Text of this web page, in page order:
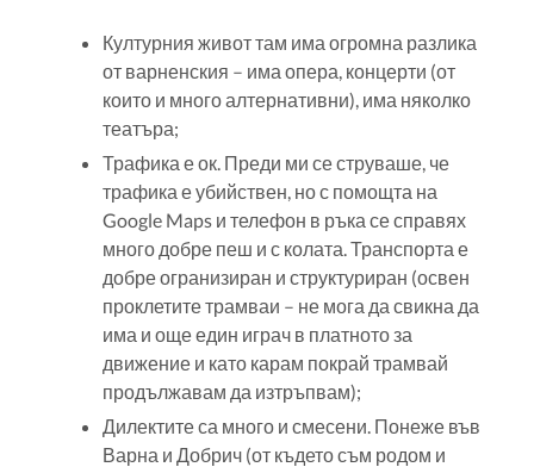
Културния живот там има огромна разлика
от варненския – има опера, концерти (от
които и много алтернативни), има няколко
театъра;
Трафика е ок. Преди ми се струваше, че
трафика е убийствен, но с помощта на
Google Maps и телефон в ръка се справях
много добре пеш и с колата. Транспорта е
добре огранизиран и структуриран (освен
проклетите трамваи – не мога да свикна да
има и още един играч в платното за
движение и като карам покрай трамвай
продължавам да изтръпвам);
Дилектите са много и смесени. Понеже във
Варна и Добрич (от където съм родом и